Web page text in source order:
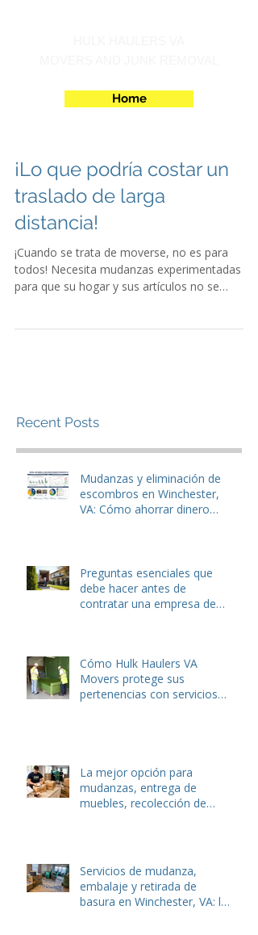
Home
¡Lo que podría costar un
traslado de larga
distancia!
¡Cuando se trata de moverse, no es para
todos! Necesita mudanzas experimentadas
para que su hogar y sus artículos no se
Recent Posts
Mudanzas y eliminación de
escombros en Winchester,
VA: Cómo ahorrar dinero
Preguntas esenciales que
debe hacer antes de
contratar una empresa de
Cómo Hulk Haulers VA
Movers protege sus
pertenencias con servicios
La mejor opción para
mudanzas, entrega de
muebles, recolección de
VA.
Servicios de mudanza,
embalaje y retirada de
basura en Winchester, VA: la